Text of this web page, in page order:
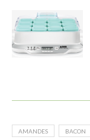
AMANDES BACON